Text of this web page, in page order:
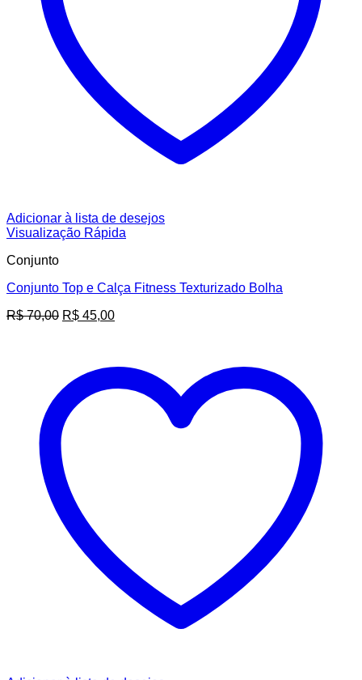
Adicionar à lista de desejos
Visualização Rápida
Conjunto
Conjunto Top e Calça Fitness Texturizado Bolha
R$70,00 O
R$ 70,00.
R$ 45,00O
R$ 45,00.